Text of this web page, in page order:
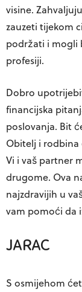
visine.
zauzeti tijekom
podržati i mogli
profesiji.
Dobro
financijska
poslovanja. Bit
Obitelj i rodbina
Vi i vaš partner
drugome. Ova
najzdravijih u
vam pomoći da
JARAC
S osmijehom